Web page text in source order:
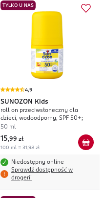
TYLKO U NAS
4,9
SUNOZON Kids
roll on przeciwsłoneczny dla
dzieci, wodoodporny, SPF 50+;
50 ml
15,99 zł
100 ml = 31,98 zł
Niedostępny online
Sprawdź dostępność w
drogerii